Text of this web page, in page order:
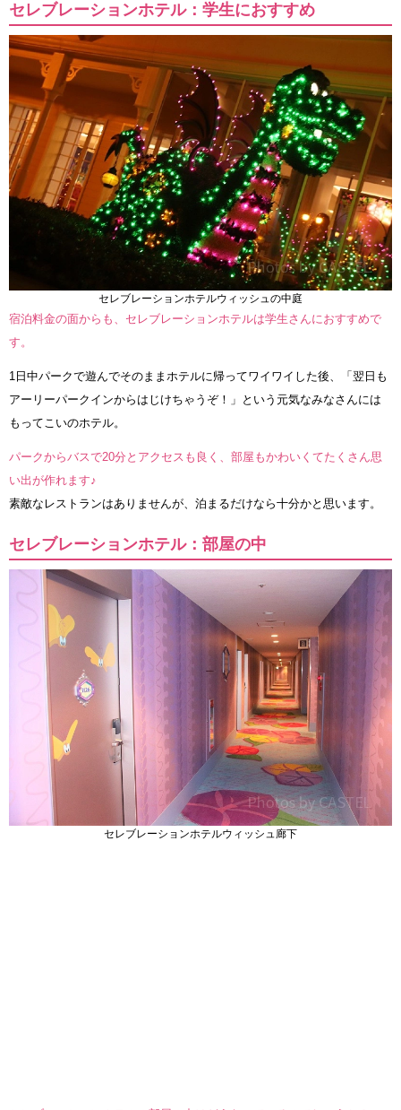
セレブレーションホテル：学生におすすめ
セレブレーションホテルウィッシュの中庭
宿泊料金の面からも、セレブレーションホテルは学生さんにおすすめで
す。
1日中パークで遊んでそのままホテルに帰ってワイワイした後、「翌日も
アーリーパークインからはじけちゃうぞ！」という元気なみなさんには
もってこいのホテル。
パークからバスで20分とアクセスも良く、部屋もかわいくてたくさん思
い出が作れます♪
素敵なレストランはありませんが、泊まるだけなら十分かと思います。
セレブレーションホテル：部屋の中
セレブレーションホテルウィッシュ廊下